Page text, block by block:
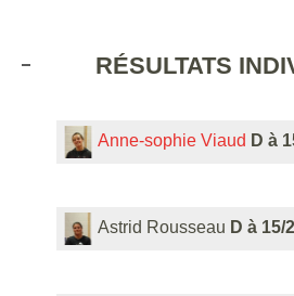
RÉSULTATS
Anne-sophie Viaud D à
Astrid Rousseau D à 15/